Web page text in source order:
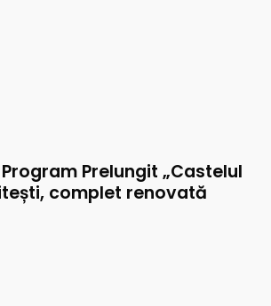
Prelungit „Castelul
complet renovată